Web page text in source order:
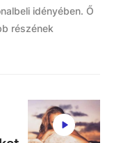
idényében. Ő
részének